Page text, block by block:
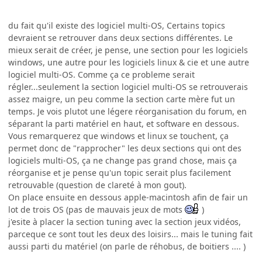
du fait qu'il existe des logiciel multi-OS, Certains topics
devraient se retrouver dans deux sections différentes. Le
mieux serait de créer, je pense, une section pour les logiciels
windows, une autre pour les logiciels linux & cie et une autre
logiciel multi-OS. Comme ça ce probleme serait
régler...seulement la section logiciel multi-OS se retrouverais
assez maigre, un peu comme la section carte mère fut un
temps. Je vois plutot une légere réorganisation du forum, en
séparant la parti matériel en haut, et software en dessous.
Vous remarquerez que windows et linux se touchent, ça
permet donc de "rapprocher" les deux sections qui ont des
logiciels multi-OS, ça ne change pas grand chose, mais ça
réorganise et je pense qu'un topic serait plus facilement
retrouvable (question de clareté à mon gout).
On place ensuite en dessous apple-macintosh afin de fair un
lot de trois OS (pas de mauvais jeux de mots
)
j'esite à placer la section tuning avec la section jeux vidéos,
parceque ce sont tout les deux des loisirs... mais le tuning fait
aussi parti du matériel (on parle de réhobus, de boitiers .... )